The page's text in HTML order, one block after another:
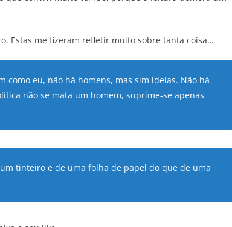
Estas me fizeram refletir muito sobre tanta coisa…
como eu, não há homens, mas sim ideias. Não há
não se mata um homem, suprime-se apenas
tinteiro e de uma folha de papel do que de uma